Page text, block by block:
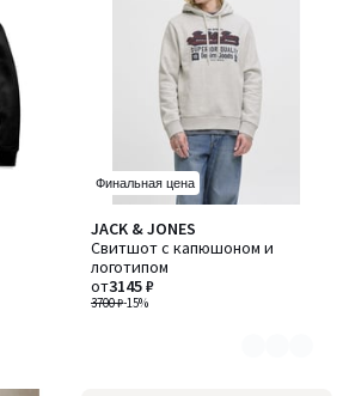
Финальная цена
JACK & JONES
Свитшот с капюшоном и
логотипом
3700 ₽-15%
от3145 ₽
Количество
цветов:
2